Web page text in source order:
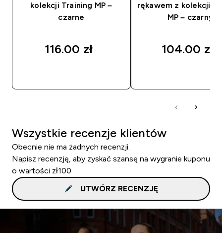
kolekcji Training MP –
czarne
116.00 zł‎
rękawem z kolekcji
MP – czarny
104.00 zł‎
Wszystkie recenzje klientów
Obecnie nie ma żadnych recenzji.
Napisz recenzję, aby zyskać szansę na wygranie kuponu
o wartości zł100.
UTWÓRZ RECENZJĘ